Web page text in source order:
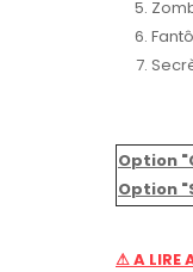
Option
Option
⚠ A LIRE